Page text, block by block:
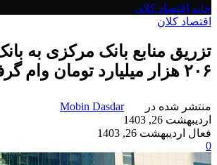
خانه اقتصاد کلان
اقتصاد کلان
تزریق منابع بانک مرکزی به
۲۰۶ هزار میلیارد تومان وام گرفتند
منتشر شده در
Mobin Dasdar
اردیبهشت 26, 1403
فعال اردیبهشت 26, 1403
0